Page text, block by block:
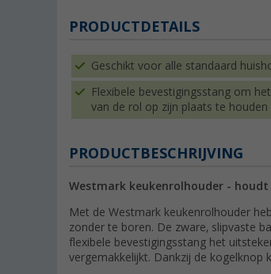
PRODUCTDETAILS
Geschikt voor alle standaard
Flexibele bevestigingsstang om
van de rol op zijn plaats te houden
PRODUCTBESCHRIJVING
Westmark keukenrolhouder - houdt
Met de Westmark keukenrolhouder
zonder te boren. De zware, slipvaste
flexibele bevestigingsstang het
vergemakkelijkt. Dankzij de kogelknop